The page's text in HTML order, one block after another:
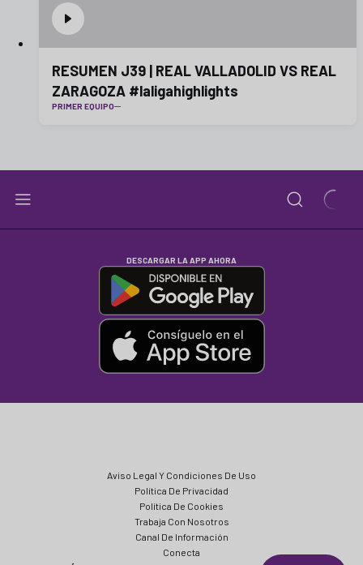
RESUMEN J39 | REAL VALLADOLID VS REAL
ZARAGOZA #laligahighlights
PRIMER EQUIPO
DESCARGAR LA APP AHORA
Aviso Legal Y Condiciones De Uso
Política De Privacidad
Política De Cookies
Trabaja Con Nosotros
Canal De Información
Conecta